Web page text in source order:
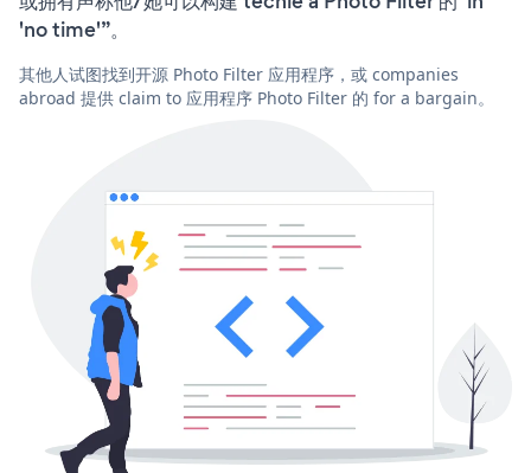
'no time'”。
其他人试图找到开源 Photo Filter 应用程序，或 companies
abroad 提供 claim to 应用程序 Photo Filter 的 for a bargain。